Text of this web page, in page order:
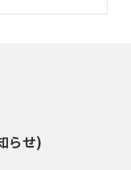
らせ)